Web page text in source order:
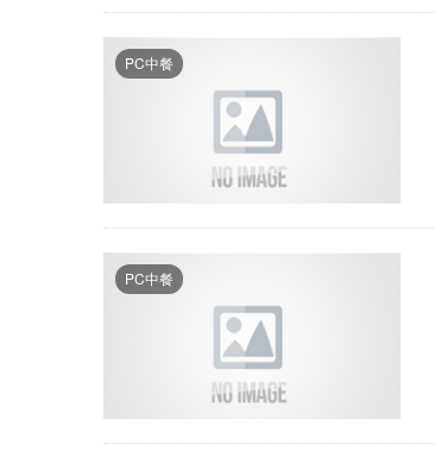
PC中餐
PC中餐